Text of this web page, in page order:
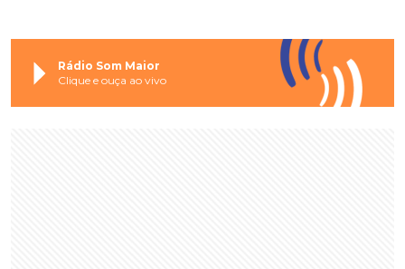
Rádio Som Maior
Clique e ouça ao vivo